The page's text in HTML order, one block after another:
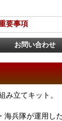
要事項
み立てキット。
海兵隊が運用し